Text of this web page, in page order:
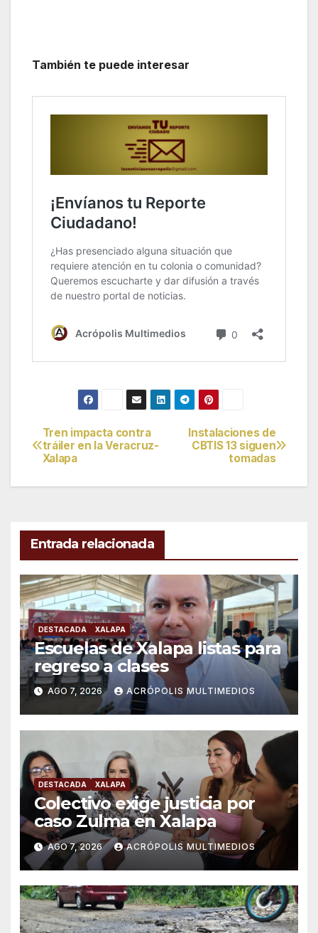
También te puede interesar
Navegación
de
Instalaciones de
CBTIS 13 siguen
tomadas
Tren impacta contra
tráiler en la Veracruz-
Xalapa
Entrada relacionada
DESTACADA XALAPA
Escuelas de Xalapa listas para
regreso a clases
AGO 7, 2026 ACRÓPOLIS MULTIMEDIOS
DESTACADA XALAPA
Colectivo exige justicia por
caso Zulma en Xalapa
AGO 7, 2026 ACRÓPOLIS MULTIMEDIOS